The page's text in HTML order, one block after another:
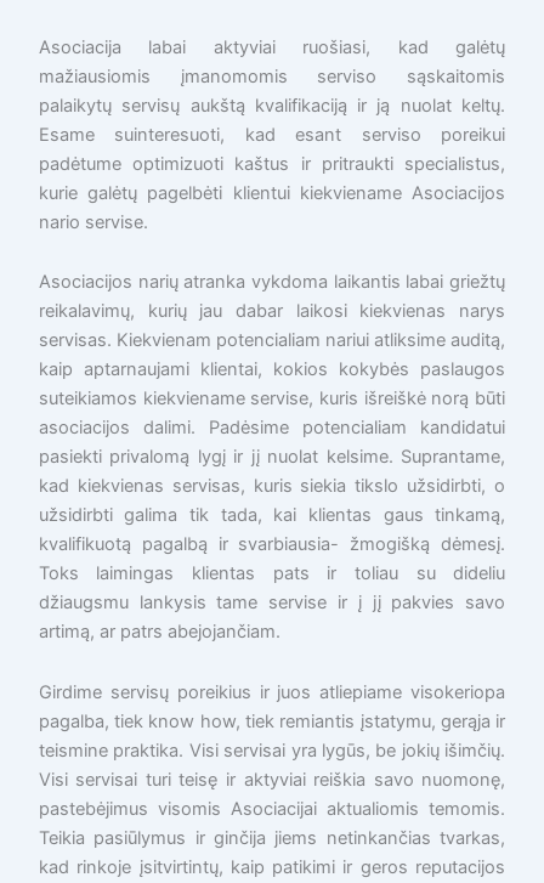
Asociacija labai aktyviai ruošiasi, kad galėtų
mažiausiomis įmanomomis serviso sąskaitomis
palaikytų servisų aukštą kvalifikaciją ir ją nuolat keltų.
Esame suinteresuoti, kad esant serviso poreikui
padėtume optimizuoti kaštus ir pritraukti specialistus,
kurie galėtų pagelbėti klientui kiekviename Asociacijos
nario servise.
Asociacijos narių atranka vykdoma laikantis labai griežtų
reikalavimų, kurių jau dabar laikosi kiekvienas narys
servisas. Kiekvienam potencialiam nariui atliksime auditą,
kaip aptarnaujami klientai, kokios kokybės paslaugos
suteikiamos kiekviename servise, kuris išreiškė norą būti
asociacijos dalimi. Padėsime potencialiam kandidatui
pasiekti privalomą lygį ir jį nuolat kelsime. Suprantame,
kad kiekvienas servisas, kuris siekia tikslo užsidirbti, o
užsidirbti galima tik tada, kai klientas gaus tinkamą,
kvalifikuotą pagalbą ir svarbiausia- žmogišką dėmesį.
Toks laimingas klientas pats ir toliau su dideliu
džiaugsmu lankysis tame servise ir į jį pakvies savo
artimą, ar patrs abejojančiam.
Girdime servisų poreikius ir juos atliepiame visokeriopa
pagalba, tiek know how, tiek remiantis įstatymu, gerąja ir
teismine praktika. Visi servisai yra lygūs, be jokių išimčių.
Visi servisai turi teisę ir aktyviai reiškia savo nuomonę,
pastebėjimus visomis Asociacijai aktualiomis temomis.
Teikia pasiūlymus ir ginčija jiems netinkančias tvarkas,
kad rinkoje įsitvirtintų, kaip patikimi ir geros reputacijos